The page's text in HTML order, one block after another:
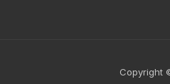
Copyright